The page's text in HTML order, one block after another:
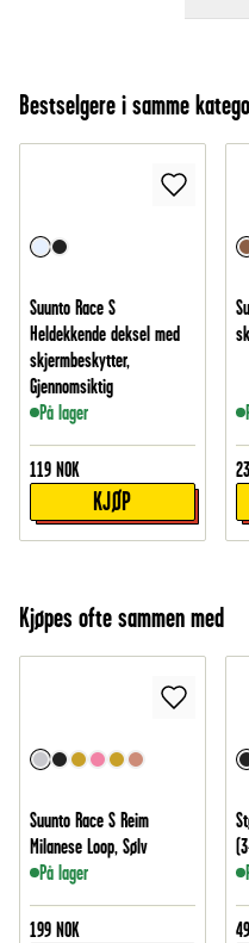
Bestselgere i samme
Suunto Race S
Heldekkende deksel med
skjermbeskytter,
Gjennomsiktig
På lager
119 NOK
KJØP
Kjøpes ofte sammen med
Suunto Race S Reim
Milanese Loop, Sølv
På lager
199 NOK 49